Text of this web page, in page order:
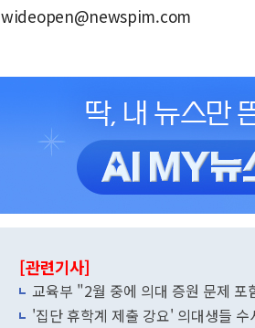
wideopen@newspim.com
[관련기사]
교육부 "2월 중에 의대 증원 문제 포
'집단 휴학계 제출 강요' 의대생들